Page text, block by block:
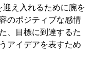
え入れるために腕を
のポジティブな感情
、目標に到達するた
アイデアを表すため